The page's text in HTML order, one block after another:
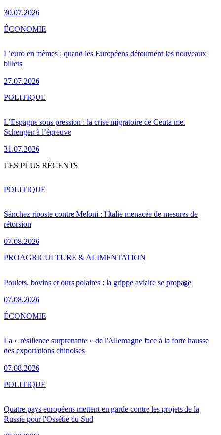
30.07.2026
L’euro en mèmes : quand les Européens détournent les nouveaux
billets
27.07.2026
ÉCONOMIE
L’Espagne sous pression : la crise migratoire de Ceuta met
Schengen à l’épreuve
31.07.2026
POLITIQUE
LES PLUS RÉCENTS
Sánchez riposte contre Meloni : l'Italie menacée de mesures de
rétorsion
07.08.2026
POLITIQUE
Poulets, bovins et ours polaires : la grippe aviaire se propage
07.08.2026
PROAGRICULTURE & ALIMENTATION
La « résilience surprenante » de l'Allemagne face à la forte hausse
des exportations chinoises
07.08.2026
ÉCONOMIE
Quatre pays européens mettent en garde contre les projets de la
Russie pour l'Ossétie du Sud
POLITIQUE